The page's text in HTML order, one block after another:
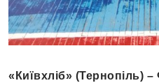
«Київхліб» (Тернопіль) –